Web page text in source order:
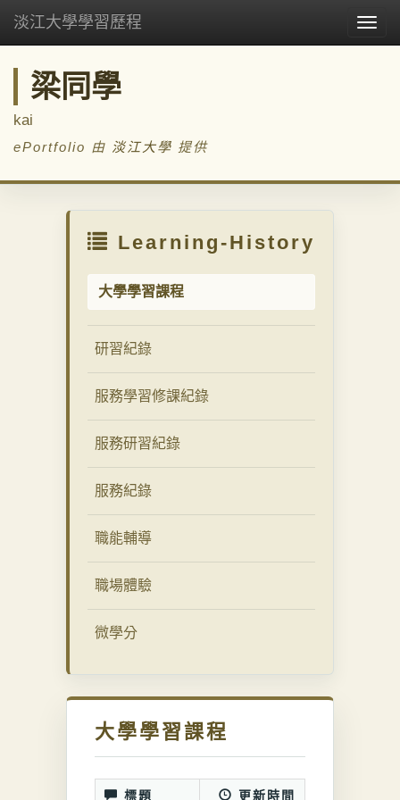
淡江大學學習歷程
梁同學
kai
ePortfolio 由 淡江大學 提供
Learning-History
大學學習課程
研習紀錄
服務學習修課紀錄
服務研習紀錄
服務紀錄
職能輔導
職場體驗
微學分
大學學習課程
標題 更新時間